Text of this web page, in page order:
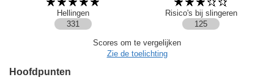
Hellingen
Risico's bij slingeren
331
125
Scores om te vergelijken
Zie de toelichting
Hoofdpunten